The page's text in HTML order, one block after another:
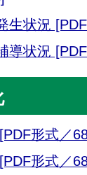
生状況
導状況
形式／
形式／